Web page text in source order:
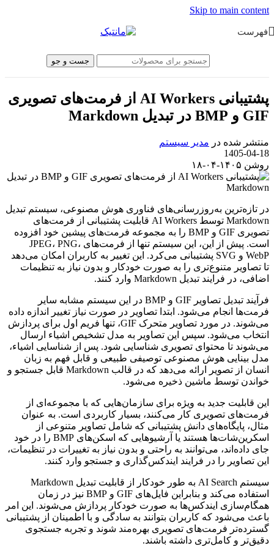
Skip to main content
فهرست
جست و جو
پشتیبانی AI Workers از فرمت‌های تصویری
GIF و BMP در تبدیل Markdown
منتشر شده در مدیر سیستم
1405-04-18
روشن ۱۴۰۵-۰۴-۱۸
در تازه‌ترین به‌روزرسانی‌های فناوری هوش مصنوعی، سیستم تبدیل
Markdown توسط AI Workers قابلیت پشتیبانی از فرمت‌های
تصویری GIF و BMP را به مجموعه فرمت‌های پیشین خود افزوده
است. پیش از این، این سیستم تنها از فرمت‌های JPEG، PNG،
WebP و SVG پشتیبانی می‌کرد. این تغییر به کاربران امکان می‌دهد
تا تصاویر متنوع‌تری را به صورت خودکار و بدون نیاز به تنظیمات
اضافی، در فرایند تبدیل Markdown وارد کنند.
فرآیند تبدیل تصاویر GIF و BMP در این سیستم مشابه سایر
فرمت‌ها انجام می‌شود. ابتدا تصاویر در صورت نیاز تغییر اندازه داده
می‌شوند. در مورد تصاویر متحرک GIF، تنها فریم اول برای پردازش
انتخاب می‌شود. سپس این تصاویر به مدل تشخیص اشیاء ارسال
می‌شوند تا محتوای تصویری شناسایی شود. پس از شناسایی اشیاء،
مدل بینایی هوش مصنوعی توصیفی طبیعی و قابل فهم به زبان
انسان از تصویر ارائه می‌دهد که در قالب Markdown قابل جستجو و
خواندن توسط ماشین ذخیره می‌شود.
این قابلیت جدید به ویژه برای سازمان‌هایی که با مجموعه‌ای از
فرمت‌های تصویری کار می‌کنند، بسیار کاربردی است. به عنوان
مثال، پایگاه‌های دانش پشتیبانی که شامل تصاویر متنوعی از
اسکرین‌شات‌ها هستند یا آرشیوهایی که اسکن‌های BMP را در خود
جای داده‌اند، می‌توانند به راحتی و بدون نیاز به تغییرات در تنظیمات،
این تصاویر را در فرایند ایندکس‌گذاری و جستجو وارد کنند.
سیستم AI Search به طور خودکار از قابلیت تبدیل Markdown
استفاده می‌کند و بنابراین فایل‌های GIF و BMP نیز در زمان
همگام‌سازی ایندکس‌ها به صورت خودکار پردازش می‌شوند. این امر
باعث می‌شود که کاربران بتوانند به سادگی و با اطمینان از پشتیبانی
گسترده‌تر فرمت‌های تصویری بهره‌مند شوند و تجربه جستجوی
دقیق‌تر و کامل‌تری داشته باشند.